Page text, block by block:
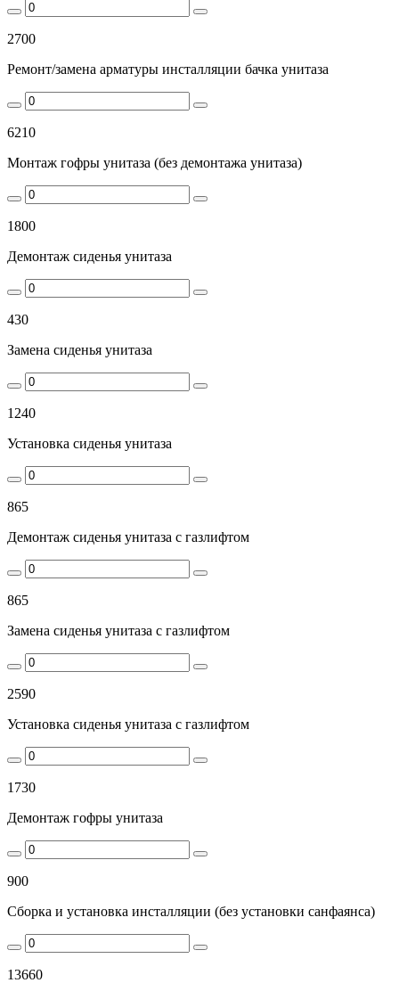
2700
Ремонт/замена арматуры инсталляции бачка унитаза
6210
Монтаж гофры унитаза (без демонтажа унитаза)
1800
Демонтаж сиденья унитаза
430
Замена сиденья унитаза
1240
Установка сиденья унитаза
865
Демонтаж сиденья унитаза с газлифтом
865
Замена сиденья унитаза с газлифтом
2590
Установка сиденья унитаза с газлифтом
1730
Демонтаж гофры унитаза
900
Сборка и установка инсталляции (без установки санфаянса)
13660